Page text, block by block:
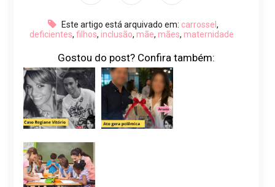
Este artigo está arquivado em: carrossel ,
deficientes, filhos, inclusão, mãe, mães, maternidade
Gostou do post? Confira também: